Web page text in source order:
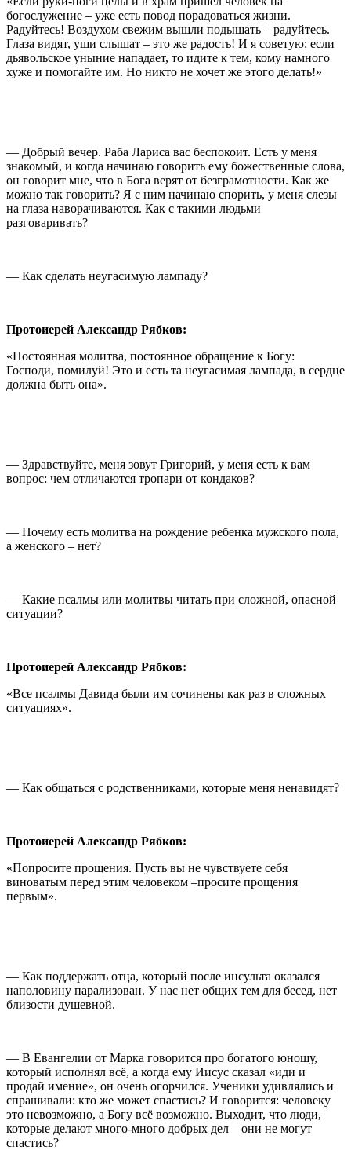
богослужение – уже есть повод порадоваться жизни.
Радуйтесь! Воздухом свежим вышли подышать – радуйтесь.
Глаза видят, уши слышат – это же радость! И я советую: если
дьявольское уныние нападает, то идите к тем, кому намного
хуже и помогайте им. Но никто не хочет же этого делать!»
— Добрый вечер. Раба Лариса вас беспокоит. Есть у меня
знакомый, и когда начинаю говорить ему божественные слова,
он говорит мне, что в Бога верят от безграмотности. Как же
можно так говорить? Я с ним начинаю спорить, у меня слезы
на глаза наворачиваются. Как с такими людьми
разговаривать?
— Как сделать неугасимую лампаду?
Протоиерей Александр Рябков:
«Постоянная молитва, постоянное обращение к Богу:
Господи, помилуй! Это и есть та неугасимая лампада, в сердце
должна быть она».
— Здравствуйте, меня зовут Григорий, у меня есть к вам
вопрос: чем отличаются тропари от кондаков?
— Почему есть молитва на рождение ребенка мужского пола,
а женского – нет?
— Какие псалмы или молитвы читать при сложной, опасной
ситуации?
Протоиерей Александр Рябков:
«Все псалмы Давида были им сочинены как раз в сложных
ситуациях».
— Как общаться с родственниками, которые меня ненавидят?
Протоиерей Александр Рябков:
«Попросите прощения. Пусть вы не чувствуете себя
виноватым перед этим человеком –просите прощения
первым».
— Как поддержать отца, который после инсульта оказался
наполовину парализован. У нас нет общих тем для бесед, нет
близости душевной.
— В Евангелии от Марка говорится про богатого юношу,
который исполнял всё, а когда ему Иисус сказал «иди и
продай имение», он очень огорчился. Ученики удивлялись и
спрашивали: кто же может спастись? И говорится: человеку
это невозможно, а Богу всё возможно. Выходит, что люди,
которые делают много-много добрых дел – они не могут
спастись?